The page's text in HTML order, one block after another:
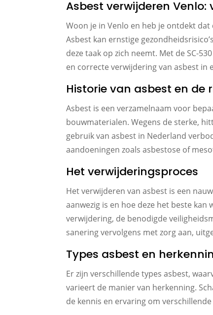
Asbest verwijderen Venlo:
Woon je in Venlo en heb je ontdekt
Asbest kan ernstige
deze taak op zich neemt. Met de SC-
en correcte verwijdering van asbest in
Historie van asbest en de
Asbest is een verzamelnaam voor
bouwmaterialen. Wegens de sterke,
gebruik van asbest in Nederland
aandoeningen zoals asbestose of
Het verwijderingsproces
Het verwijderen van asbest is een
aanwezig is en hoe deze het beste
verwijdering, de benodigde
sanering vervolgens met zorg aan,
Types asbest en
Er zijn verschillende types asbest,
varieert de manier van herkenning.
de kennis en ervaring om